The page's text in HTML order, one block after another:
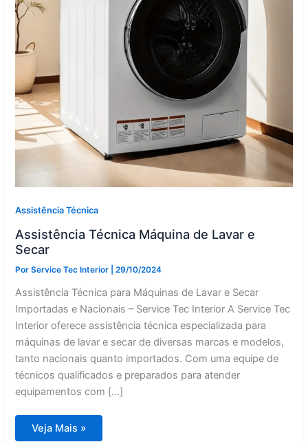
Assistência Técnica
Assistência Técnica Máquina de Lavar e
Secar
PorService Tec Interior |29/10/2024
Assistência Técnica para Máquinas de Lavar e Secar
Importadas e Nacionais – Service Tec Interior A Service Tec
Interior oferece assistência técnica especializada para
máquinas de lavar e secar de diversas marcas e modelos,
tanto nacionais quanto importados. Com uma equipe de
técnicos qualificados e preparados para atender
equipamentos com […]
Assistência
Técnica
Veja Mais »